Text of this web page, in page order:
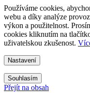
Používáme cookies,
webu a díky analýze
výkon a použitelnost.
cookies kliknutím na
uživatelskou zkušenost.
Nastavení
Souhlasím
Přejít na obsah